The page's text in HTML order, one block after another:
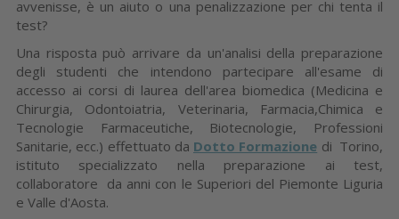
avvenisse, è un aiuto o una penalizzazione per chi tenta il
test?
Una risposta può arrivare da un'analisi della preparazione
degli studenti che intendono partecipare all'esame di
accesso ai corsi di laurea dell'area biomedica (Medicina e
Chirurgia, Odontoiatria, Veterinaria, Farmacia,Chimica e
Tecnologie Farmaceutiche, Biotecnologie, Professioni
Sanitarie, ecc.) effettuato da Dotto Formazione di Torino,
istituto specializzato nella preparazione ai test,
collaboratore da anni con le Superiori del Piemonte Liguria
e Valle d'Aosta.